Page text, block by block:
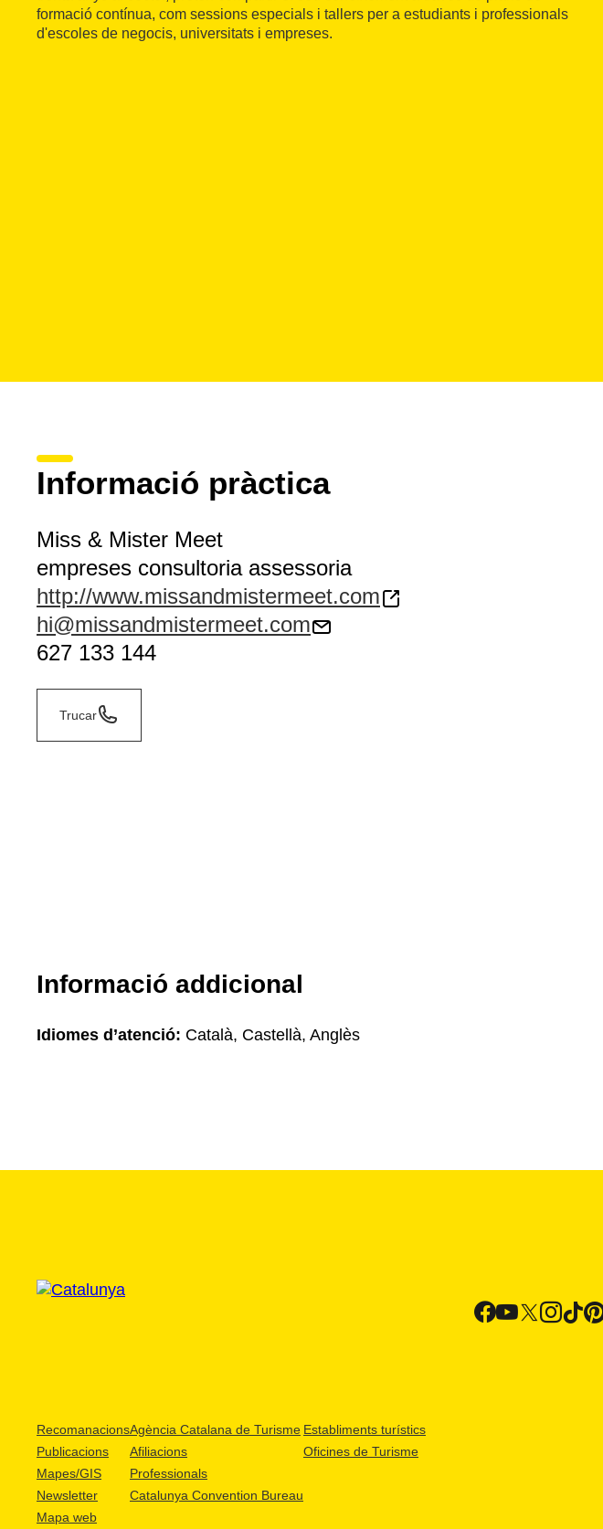
formació contínua, com sessions especials i tallers per a estudiants i professionals
d'escoles de negocis, universitats i empreses.
Informació pràctica
Miss & Mister Meet
empreses consultoria assessoria
http://www.missandmistermeet.com
hi@missandmistermeet.com
627 133 144
Trucar
Informació addicional
Idiomes d’atenció: Català, Castellà, Anglès
Recomanacions
Publicacions
Mapes/GIS
Newsletter
Mapa web
Agència Catalana de Turisme
Afiliacions
Professionals
Catalunya Convention Bureau
Establiments turístics
Oficines de Turisme